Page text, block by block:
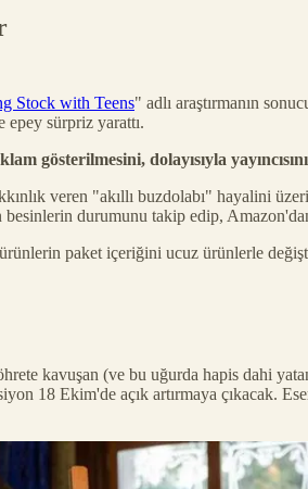
Stock with Teens" adlı araştırmanın
epey sürpriz yarattı.
gösterilmesini, dolayısıyla
veren "akıllı buzdolabı" hayalini
besinlerin durumunu takip edip,
paket içeriğini ucuz ürünlerle
kavuşan (ve bu uğurda hapis dahi
18 Ekim'de açık artırmaya çıkacak.